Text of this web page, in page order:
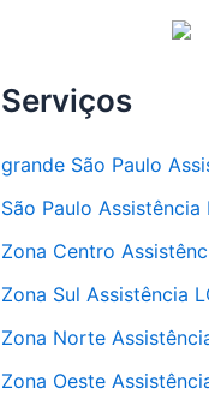
k
Serviços
grande São Paulo
São Paulo Assistência
Zona Centro
Zona Sul Assistência
Zona Norte
Zona Oeste